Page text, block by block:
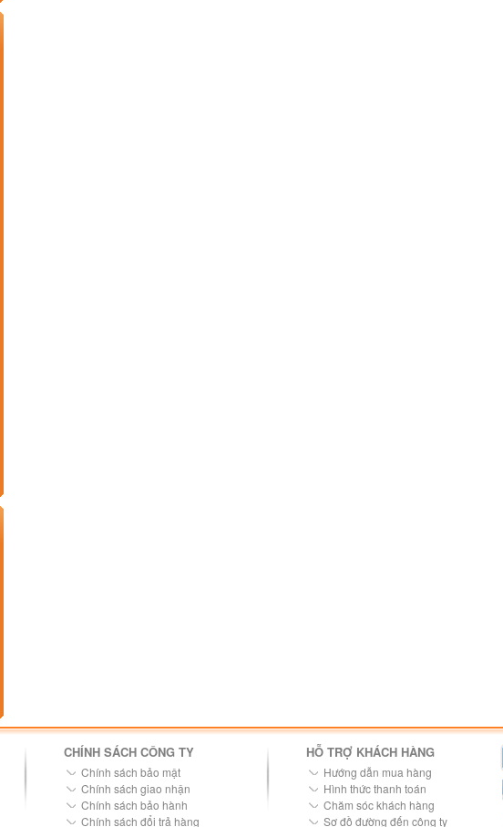
CHÍNH SÁCH CÔNG TY
Chính sách bảo mật
Chính sách giao nhận
Chính sách bảo hành
Chính sách đổi trả hàng
HỖ TRỢ KHÁCH HÀNG
Hướng dẫn mua hàng
Hình thức thanh toán
Chăm sóc khách hàng
Sơ đồ đường đến công ty